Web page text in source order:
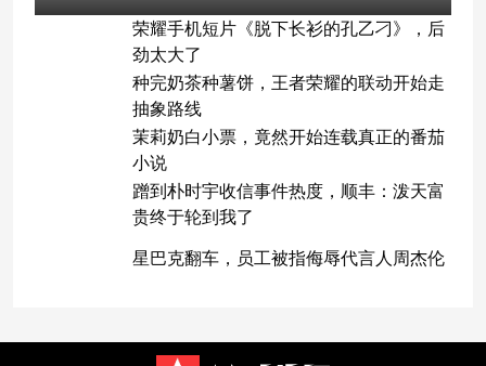
荣耀手机短片《脱下长衫的孔乙刁》，后
劲太大了
种完奶茶种薯饼，王者荣耀的联动开始走
抽象路线
茉莉奶白小票，竟然开始连载真正的番茄
小说
蹭到朴时宇收信事件热度，顺丰：泼天富
贵终于轮到我了
星巴克翻车，员工被指侮辱代言人周杰伦